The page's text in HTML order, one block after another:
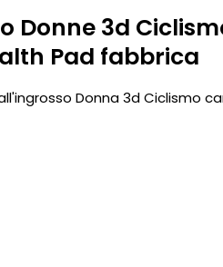
Donne 3d
Pad fabbrica
Donna 3d Ciclismo